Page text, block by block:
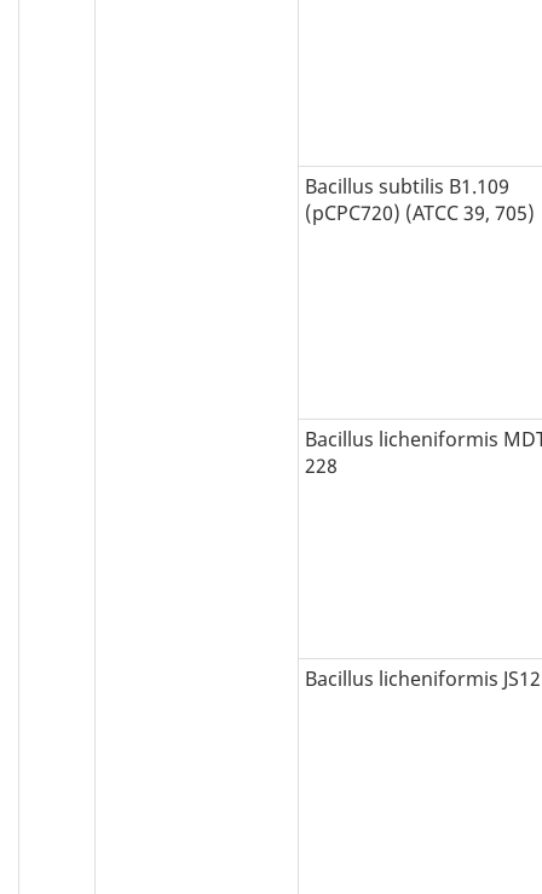
Bacillus subtilis B1.109
(pCPC720) (ATCC 39, 705)
Bacillus licheniformis
228
Bacillus licheniformis